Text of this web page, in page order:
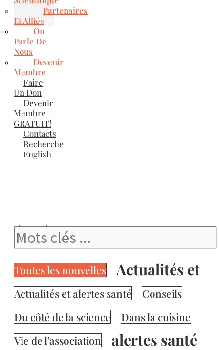
Partenaires
Et Alliés
On
Parle De
Nous
Devenir
Membre
Faire
Un Don
Devenir
Membre -
GRATUIT!
Contacts
Recherche
English
Rechercher
Toutes les nouvelles
Actualités et alertes santé
Conseils
Du côté de la science
Dans la cuisine
Vie de l'association
Actualités et
alertes santé